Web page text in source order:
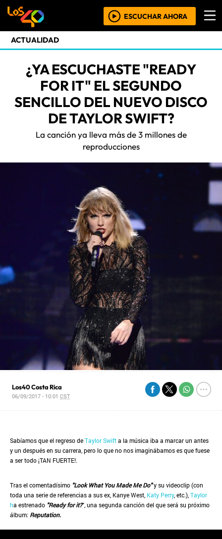
ESCUCHAR AHORA
ACTUALIDAD
¿YA ESCUCHASTE "READY
FOR IT" EL SEGUNDO
SENCILLO DEL NUEVO DISCO
DE TAYLOR SWIFT?
La canción ya lleva más de 3 millones de
reproducciones
Los40 Costa Rica
06/09/2017 - 10:01CST
Sabíamos que el regreso deTaylor Swifta la música iba a marcar un antes
y un después en su carrera, pero lo que no nos imaginábamos es que fuese
a ser todo ¡TAN FUERTE!.
Tras el comentadísimo "Look What You Made Me Do"y su videoclip (con
toda una serie de referencias a sus ex, Kanye West, Katy Perry, etc.), Taylor
ha estrenado "Ready for it?", una segunda canción del que será su próximo
álbum: Reputation.